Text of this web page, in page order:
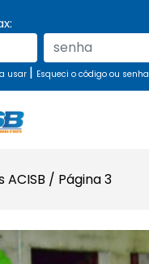
usar | Esqueci o código ou senha
ACISB / Página 3